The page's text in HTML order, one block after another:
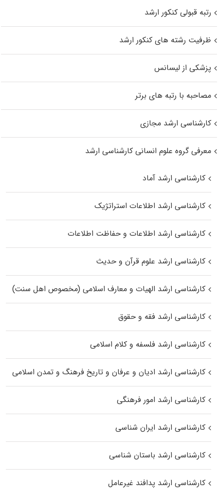
رتبه قبولی کنکور ارشد
ظرفیت رشته های کنکور ارشد
پزشکی از لیسانس
مصاحبه با رتبه های برتر
کارشناسی ارشد مجازی
معرفی گروه علوم انسانی کارشناسی ارشد
کارشناسی ارشد آماد
کارشناسی ارشد اطلاعات استراتژیک
کارشناسی ارشد اطلاعات و حفاظت اطلاعات
کارشناسی ارشد علوم قرآن و حدیث
کارشناسی ارشد الهیات و معارف اسلامی (مخصوص اهل سنت)
کارشناسی ارشد فقه و حقوق
کارشناسی ارشد فلسفه و کلام اسلامی
کارشناسی ارشد ادیان و عرفان و تاریخ فرهنگ و تمدن اسلامی
کارشناسی ارشد امور فرهنگی
کارشناسی ارشد ایران شناسی
کارشناسی ارشد باستان شناسی
کارشناسی ارشد پدافند غیرعامل